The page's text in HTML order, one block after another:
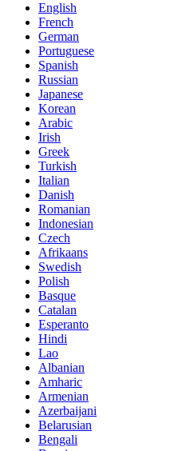
English
French
German
Portuguese
Spanish
Russian
Japanese
Korean
Arabic
Irish
Greek
Turkish
Italian
Danish
Romanian
Indonesian
Czech
Afrikaans
Swedish
Polish
Basque
Catalan
Esperanto
Hindi
Lao
Albanian
Amharic
Armenian
Azerbaijani
Belarusian
Bengali